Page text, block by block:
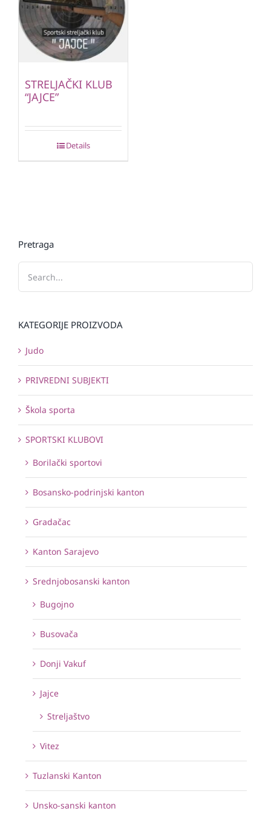
STRELJAČKI KLUB
“JAJCE”
Details
Pretraga
KATEGORIJE PROIZVODA
Judo
PRIVREDNI SUBJEKTI
Škola sporta
SPORTSKI KLUBOVI
Borilački sportovi
Bosansko-podrinjski kanton
Gradačac
Kanton Sarajevo
Srednjobosanski kanton
Bugojno
Busovača
Donji Vakuf
Jajce
Streljaštvo
Vitez
Tuzlanski Kanton
Unsko-sanski kanton